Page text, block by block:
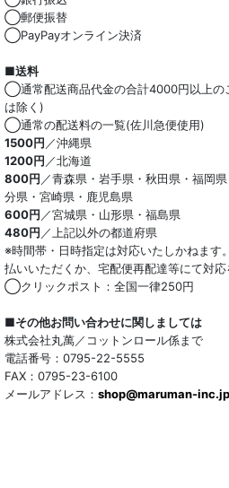
◯郵便振替
◯PayPayオンライン決済
■送料
◯通常配送商品代金の合計4000円以上の
は除く)
◯通常の配送料の一覧(佐川急便使用)
1500円 ／沖縄県
1200円 ／北海道
800円 ／青森県・岩手県・秋田県・福岡
分県・宮崎県・鹿児島県
600円 ／宮城県・山形県・福島県
480円 ／上記以外の都道府県
※時間帯・日時指定は対応いたしかねます
払いいただくか、宅配便再配達等にて対応
◯クリックポスト：全国一律250円
■その他お問い合わせに関しましては
株式会社丸萬／コットンロール係まで
電話番号：0795-22-5555
FAX：0795-23-6100
メールアドレス： shop@maruman-inc.jp